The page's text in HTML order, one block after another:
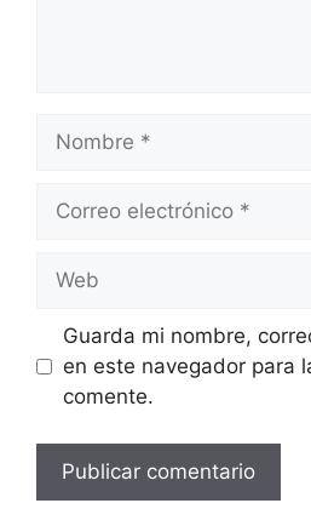
Nombre
Correo
Web
Guarda mi nombre,
en este navegador para
comente.